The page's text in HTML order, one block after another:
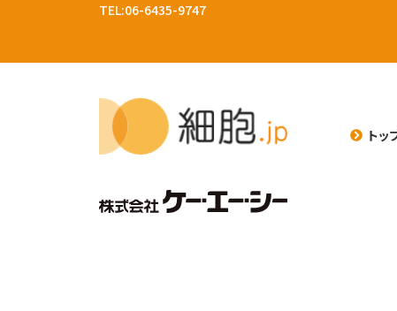
TEL:06-6435-9747
トッ